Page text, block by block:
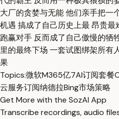
大厂的贪婪与无能 他们亲手把一
机遇 搞成了自己历史上最 昂贵
跑赢对手 反而成了自己傲慢的牺
里的最终下场 一套试图绑架所有
果
Topics:微软M365亿7AI订阅套餐
云服务订阅纳德拉Bing市场策略
Get More with the SozAI App
Transcribe recordings, audio